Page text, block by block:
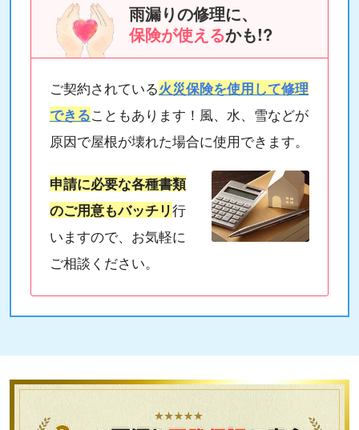
雨漏りの修理に、
保険が使えるかも!?
ご契約されている火災保険を使用して修理
できることもあります！風、水、雪などが
原因で屋根が壊れた場合に使用できます。
申請に必要な各種書類
のご用意もバッチリ行
いますので、お気軽に
ご相談ください。